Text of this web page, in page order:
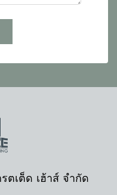
เต็ด เฮ้าส์ จำกัด